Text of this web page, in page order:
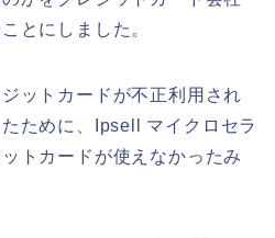
とにしました。
ットカードが不正利用され
ために、Ipsell マイクロセラ
トカードが使えなかったみ